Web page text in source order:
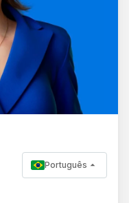
Português